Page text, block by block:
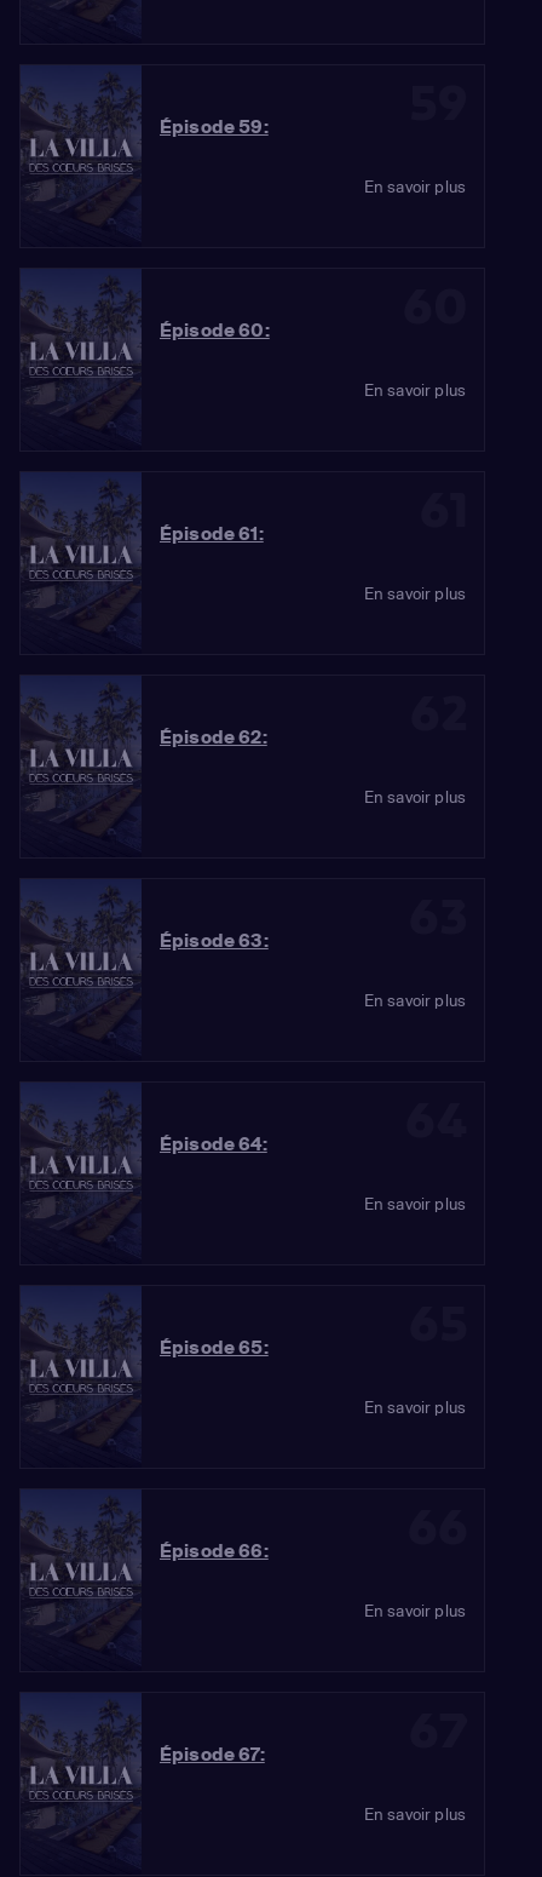
Épisode 59:
En savoir plus
Épisode 60:
En savoir plus
Épisode 61:
En savoir plus
Épisode 62:
En savoir plus
Épisode 63:
En savoir plus
Épisode 64:
En savoir plus
Épisode 65:
En savoir plus
Épisode 66:
En savoir plus
Épisode 67:
En savoir plus